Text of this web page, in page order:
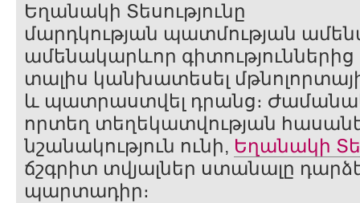
Եղանակի Տեսությունը
մարդկության պատմության
ամենակարևոր գիտություններից
տալիս կանխատեսել
և պատրաստվել դրանց։
որտեղ տեղեկատվության
նշանակություն ունի, Եղանակի
ճշգրիտ տվյալներ ստանալը
պարտադիր։